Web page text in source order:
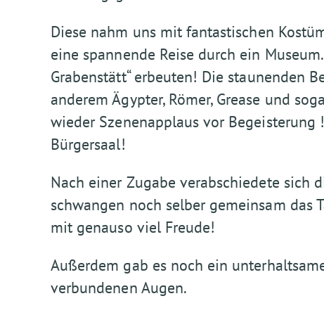
Diese nahm uns mit fantastischen
eine spannende Reise durch ein
Grabenstätt“ erbeuten! Die staunenden
anderem Ägypter, Römer, Grease und
wieder Szenenapplaus vor
Bürgersaal!
Nach einer Zugabe verabschiedete sich
schwangen noch selber gemeinsam das
mit genauso viel Freude!
Außerdem gab es noch ein
verbundenen Augen.